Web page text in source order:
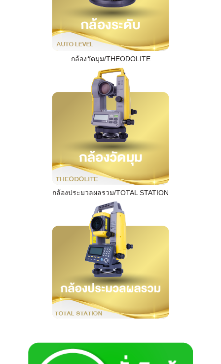
กล้องวัดมุม/THEODOLITE
กล้องประมวลผลรวม/TOTAL STATION